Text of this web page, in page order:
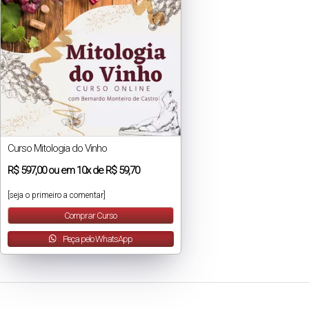
Curso Mitologia do Vinho
R$597,00ou em10xdeR$ 59,70
[seja o primeiro a comentar]
Comprar Curso
Peça pelo WhatsApp